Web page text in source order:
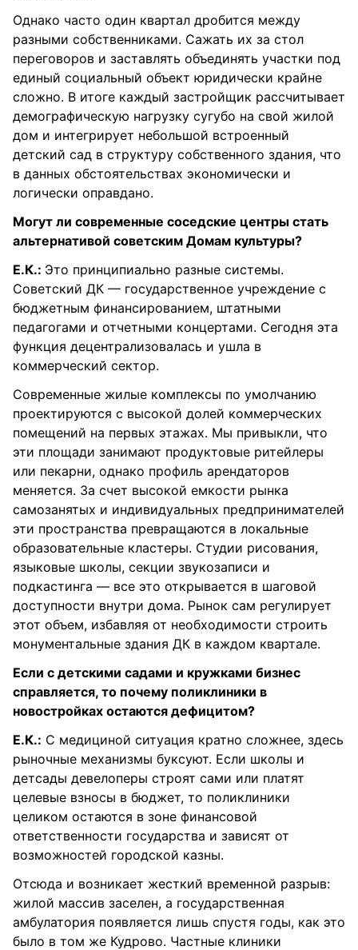
Однако часто один квартал дробится между
разными собственниками. Сажать их за стол
переговоров и заставлять объединять участки под
единый социальный объект юридически крайне
сложно. В итоге каждый застройщик рассчитывает
демографическую нагрузку сугубо на свой жилой
дом и интегрирует небольшой встроенный
детский сад в структуру собственного здания, что
в данных обстоятельствах экономически и
логически оправдано.
Могут ли современные соседские центры стать
альтернативой советским Домам культуры?
Е.К.: Это принципиально разные системы.
Советский ДК — государственное учреждение с
бюджетным финансированием, штатными
педагогами и отчетными концертами. Сегодня эта
функция децентрализовалась и ушла в
коммерческий сектор.
Современные жилые комплексы по умолчанию
проектируются с высокой долей коммерческих
помещений на первых этажах. Мы привыкли, что
эти площади занимают продуктовые ритейлеры
или пекарни, однако профиль арендаторов
меняется. За счет высокой емкости рынка
самозанятых и индивидуальных предпринимателей
эти пространства превращаются в локальные
образовательные кластеры. Студии рисования,
языковые школы, секции звукозаписи и
подкастинга — все это открывается в шаговой
доступности внутри дома. Рынок сам регулирует
этот объем, избавляя от необходимости строить
монументальные здания ДК в каждом квартале.
Если с детскими садами и кружками бизнес
справляется, то почему поликлиники в
новостройках остаются дефицитом?
Е.К.: С медициной ситуация кратно сложнее, здесь
рыночные механизмы буксуют. Если школы и
детсады девелоперы строят сами или платят
целевые взносы в бюджет, то поликлиники
целиком остаются в зоне финансовой
ответственности государства и зависят от
возможностей городской казны.
Отсюда и возникает жесткий временной разрыв:
жилой массив заселен, а государственная
амбулатория появляется лишь спустя годы, как это
было в том же Кудрово. Частные клиники